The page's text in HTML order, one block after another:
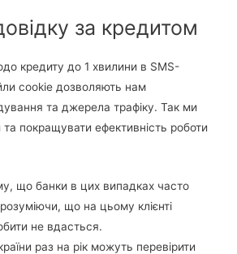
за кредитом
кредиту до 1 хвилини в SMS-
cookie дозволяють нам
та джерела трафіку. Так ми
покращувати ефективність роботи
що банки в цих випадках часто
що на цьому клієнті
не вдасться.
раз на рік можуть перевірити